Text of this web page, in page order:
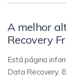
A melhor
Recovery
Está página
Data Recovery.